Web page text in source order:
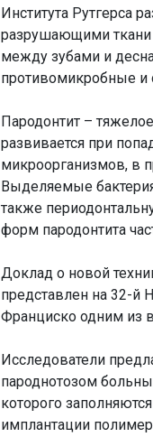
Института Рутгерса
разрушающими ткани
между зубами и
противомикробные и
Пародонтит –
развивается при
микроорганизмов, в
Выделяемые
также
форм пародонтита
Доклад о новой
представлен на 32-й
Франциско одним из
Исследователи
пароднотозом
которого
имплантации